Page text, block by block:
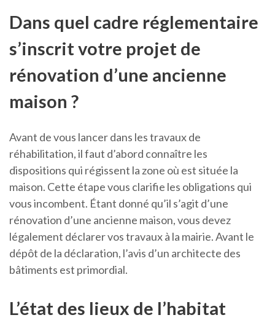
Dans quel cadre réglementaire
s’inscrit votre projet de
rénovation d’une ancienne
maison ?
Avant de vous lancer dans les travaux de
réhabilitation, il faut d’abord connaître les
dispositions qui régissent la zone où est située la
maison. Cette étape vous clarifie les obligations qui
vous incombent. Étant donné qu’il s’agit d’une
rénovation d’une ancienne maison, vous devez
légalement déclarer vos travaux à la mairie. Avant le
dépôt de la déclaration, l’avis d’un architecte des
bâtiments est primordial.
L’état des lieux de l’habitat